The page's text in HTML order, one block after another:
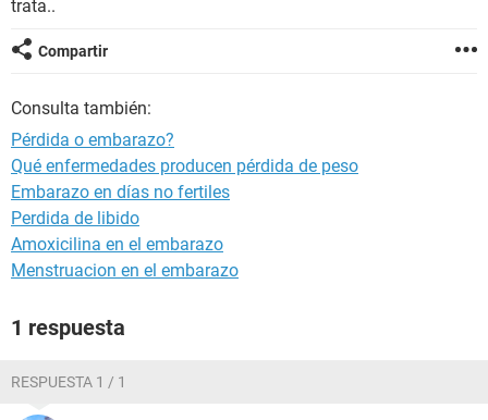
GLOSARIO
trata..
Compartir
Consulta también:
Pérdida o embarazo?
Qué enfermedades producen pérdida de peso
Embarazo en días no fertiles
Perdida de libido
Amoxicilina en el embarazo
Menstruacion en el embarazo
1 respuesta
RESPUESTA 1 / 1